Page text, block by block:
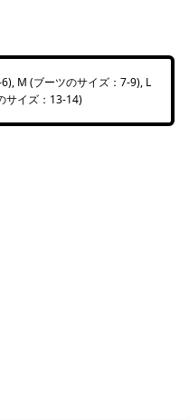
M (ブーツのサイズ：7-9), L
サイズ：13-14)